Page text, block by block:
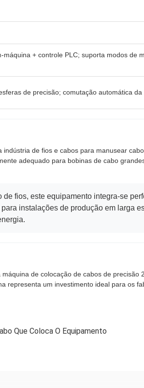
máquina + controle PLC; suporta modos de
de precisão; comutação automática
de fios e cabos para manusear
adequado para bobinas de cabo
fios, este equipamento integra-se
instalações de produção em larga
de colocação de cabos de
representa um investimento ideal para os
Que Coloca O Equipamento